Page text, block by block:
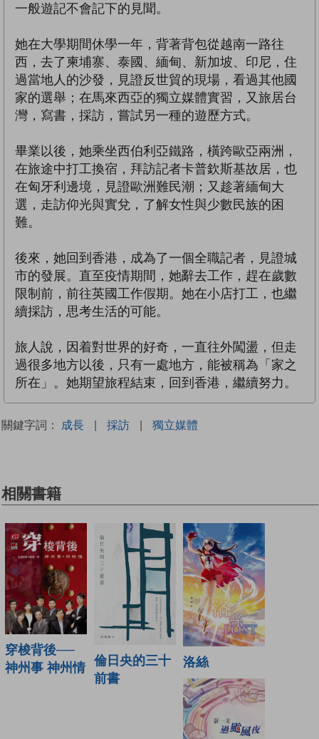
一般遊記不會記下的見聞。
她在大學期間休學一年，背著背包從越南一路往
西，去了柬埔寨、泰國、緬甸、新加坡、印尼，住
過當地人的沙發，見證反世貿的現場，看過其他國
家的選舉；在馬來西亞的獨立媒體實習，又旅居台
灣，寫書，採訪，嘗試另一種的遊歷方式。
畢業以後，她乘坐西伯利亞鐵路，橫跨歐亞兩洲，
在旅途中打工換宿，拜訪記者卡普欽斯基故居，也
在匈牙利邊境，見證歐洲難民潮；又趁著緬甸大
選，走訪仰光與實兌，了解女性與少數民族的困
難。
後來，她回到香港，成為了一個全職記者，見證城
市的發展。直至疫情期間，她辭去工作，趕在歲數
限制前，前往英國工作假期。她在小店打工，也繼
續採訪，思考生活的可能。
旅人說，因着對世界的好奇，一直往外闖盪，但走
過很多地方以後，只有一處地方，能被稱為「家之
所在」。她期望旅程結束，回到香港，繼續努力。
關鍵字詞： 成長 | 採訪 | 獨立媒體
相關書籍
穿梭背後──
神州事 神州情
倫日央的三十
前書
洛絲